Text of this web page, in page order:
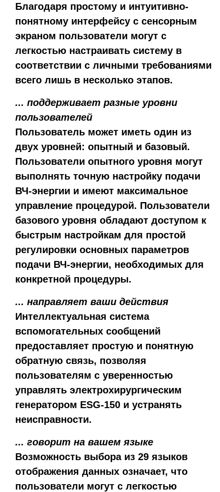
Благодаря простому и интуитивно-
понятному интерфейсу с сенсорным
экраном пользователи могут с
легкостью настраивать систему в
соответствии с личными требованиями
всего лишь в несколько этапов.
... поддерживает разные уровни
пользователей
Пользователь может иметь один из
двух уровней: опытный и базовый.
Пользователи опытного уровня могут
выполнять точную настройку подачи
ВЧ-энергии и имеют максимальное
управление процедурой. Пользователи
базового уровня обладают доступом к
быстрым настройкам для простой
регулировки основных параметров
подачи ВЧ-энергии, необходимых для
конкретной процедуры.
... направляет ваши действия
Интеллектуальная система
вспомогательных сообщений
предоставляет простую и понятную
обратную связь, позволяя
пользователям с уверенностью
управлять электрохирургическим
генератором ESG-150 и устранять
неисправности.
... говорит на вашем языке
Возможность выбора из 29 языков
отображения данных означает, что
пользователи могут с легкостью